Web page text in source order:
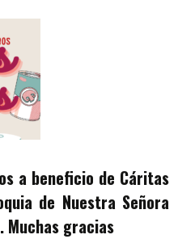
a beneficio de Cáritas
de Nuestra Señora
Muchas gracias